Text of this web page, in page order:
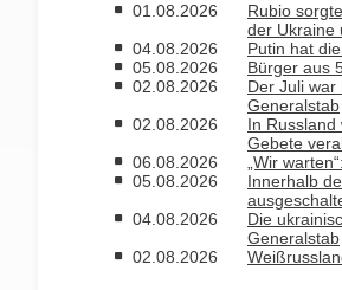
01.08.2026
Rubio
der Ukraine
04.08.2026
Putin hat
05.08.2026
Bürger aus
02.08.2026
Der Juli
Generalstab
02.08.2026
In
Gebete
06.08.2026
„Wir
05.08.2026
Innerhalb
04.08.2026
Die
Generalstab
02.08.2026